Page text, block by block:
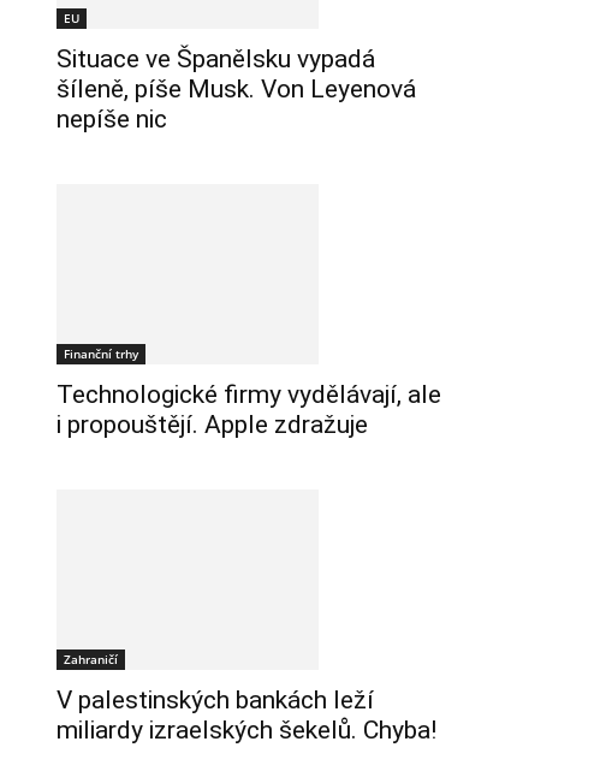
EU
Situace ve Španělsku vypadá
šíleně, píše Musk. Von Leyenová
nepíše nic
Finanční trhy
Technologické firmy vydělávají, ale
i propouštějí. Apple zdražuje
Zahraničí
V palestinských bankách leží
miliardy izraelských šekelů. Chyba!